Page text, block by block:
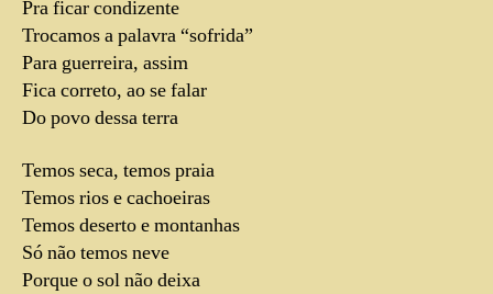
Pra ficar condizente
Trocamos a palavra “sofrida”
Para guerreira, assim
Fica correto, ao se falar
Do povo dessa terra
Temos seca, temos praia
Temos rios e cachoeiras
Temos deserto e montanhas
Só não temos neve
Porque o sol não deixa